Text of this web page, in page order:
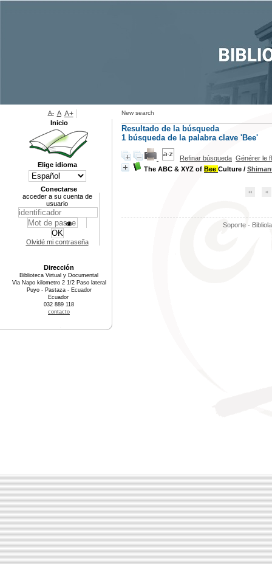
New search
Resultado de la búsqueda
1 búsqueda de la palabra clave 'Bee'
Refinar búsqueda Générer le
The ABC & XYZ of Bee Culture /
Soporte -
A- A A+
Inicio
Elige idioma
Conectarse
acceder a su cuenta de
usuario
Olvidé mi contraseña
Dirección
Biblioteca Virtual y Documental
Via Napo kilometro 2 1/2 Paso lateral
Puyo - Pastaza - Ecuador
Ecuador
032 889 118
contacto